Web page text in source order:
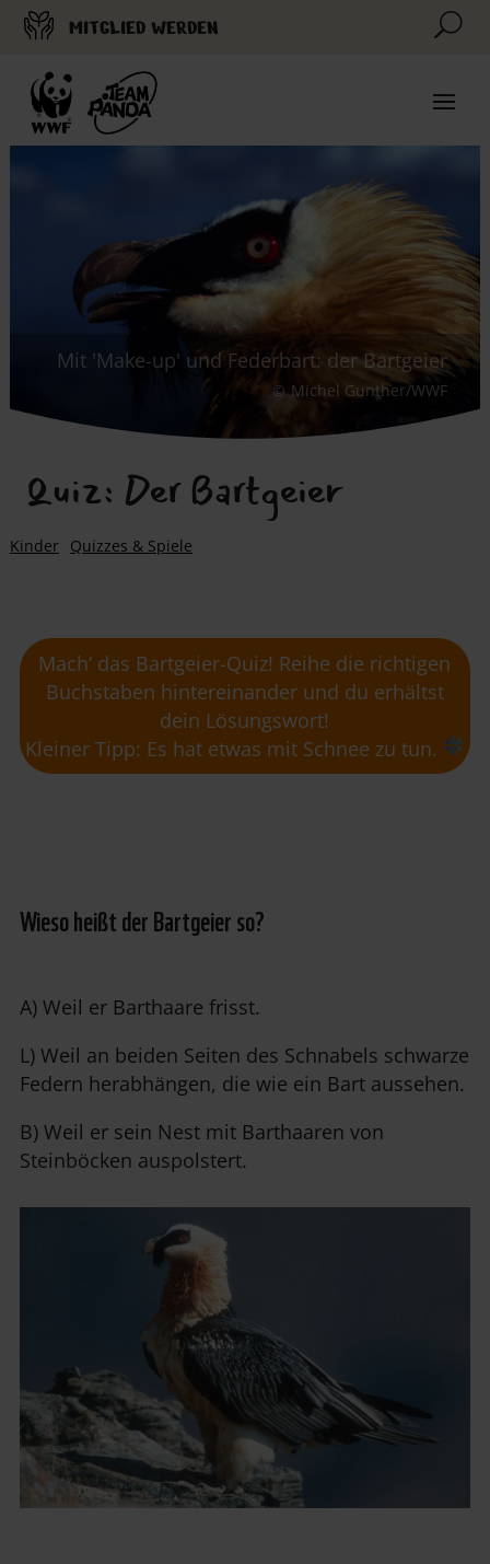
MITGLIED WERDEN U
Mit 'Make-up' und Federbart: der Bartgeier
Michel Gunther/WWF
Quiz: Der Bartgeier
Kinder Quizzes & Spiele
Mach‘ das Bartgeier-Quiz! Reihe die richtigen
Buchstaben hintereinander und du erhältst
dein Lösungswort!
Kleiner Tipp: Es hat etwas mit Schnee zu tun.
Wieso heißt der Bartgeier so?
A) Weil er Barthaare frisst.
L) Weil an beiden Seiten des Schnabels schwarze
Federn herabhängen, die wie ein Bart aussehen.
B) Weil er sein Nest mit Barthaaren von
Steinböcken auspolstert.